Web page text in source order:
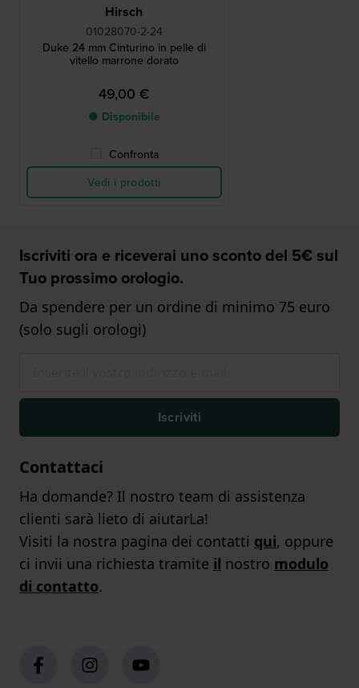
Hirsch
01028070-2-24
Duke 24 mm Cinturino in pelle di
vitello marrone dorato
49,00 €
● Disponibile
Confronta
Vedi i prodotti
Iscriviti ora e riceverai uno sconto del 5€ sul
Tuo prossimo orologio.
Da spendere per un ordine di minimo 75 euro
(solo sugli orologi)
Iscriviti
Contattaci
Ha domande? Il nostro team di assistenza
clienti sarà lieto di aiutarLa!
Visiti la nostra pagina dei contatti qui, oppure
ci invii una richiesta tramite il nostro modulo
di contatto.